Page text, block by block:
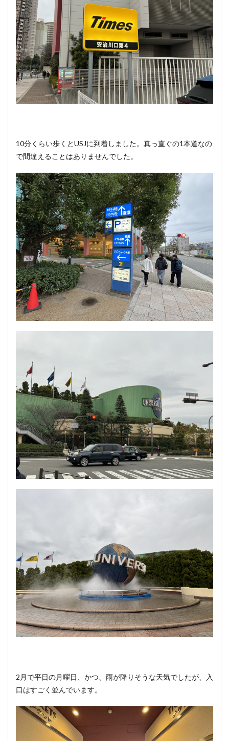
10分くらい歩くとUSJに到着しました。真っ直ぐの1本道なの
で間違えることはありませんでした。
2月で平日の月曜日、かつ、雨が降りそうな天気でしたが、入
口はすごく並んでいます。